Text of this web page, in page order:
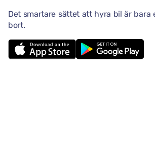
Det smartare sättet att hyra bil är bara
bort.